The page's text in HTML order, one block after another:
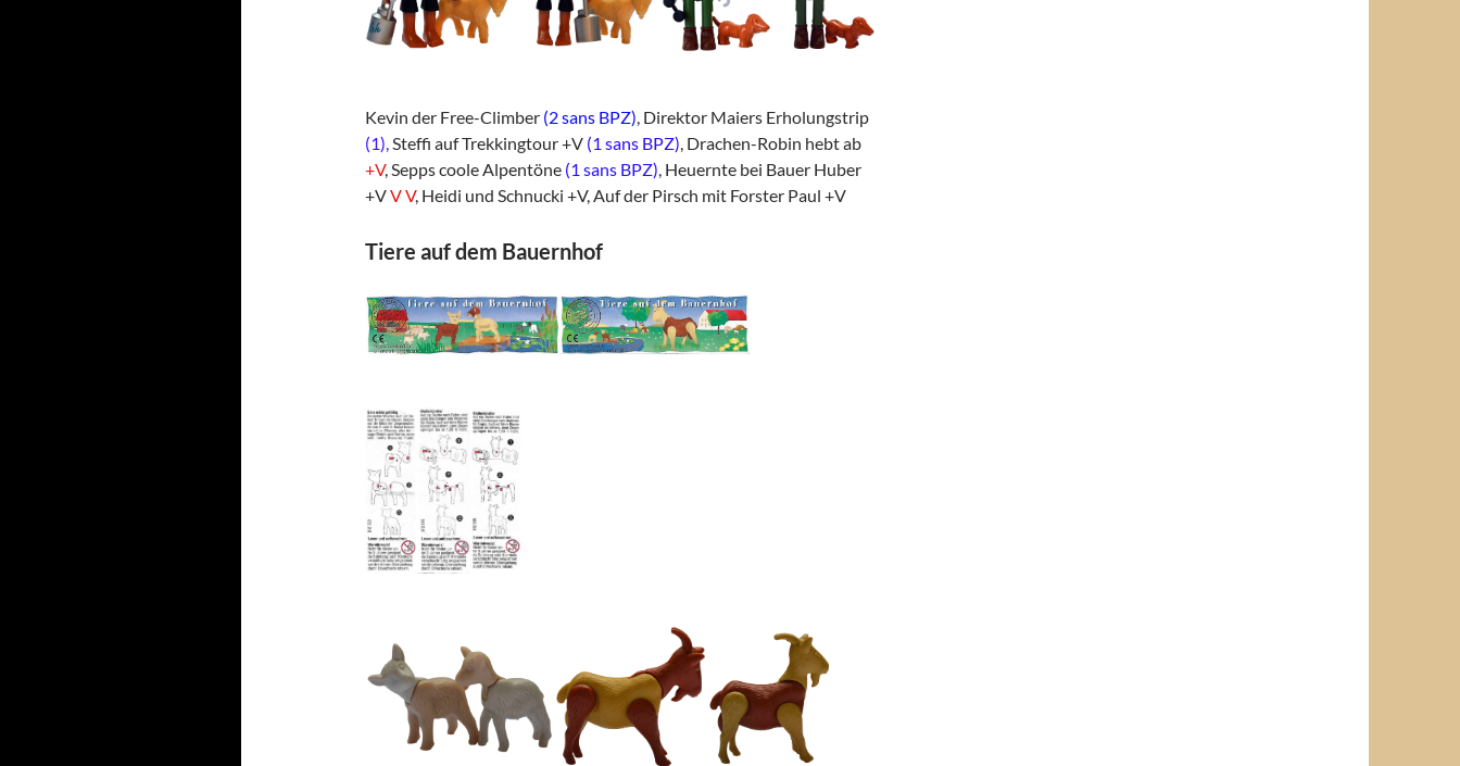
Kevin der Free-Climber (2 sans BPZ) , Direktor Maiers Erholungstrip
(1), Steffi auf Trekkingtour +V (1 sans BPZ) , Drachen-Robin hebt ab
+V, Sepps coole Alpentöne (1 sans BPZ) , Heuernte bei Bauer Huber
+VV V, Heidi und Schnucki +V, Auf der Pirsch mit Forster Paul +V
Tiere auf dem Bauernhof